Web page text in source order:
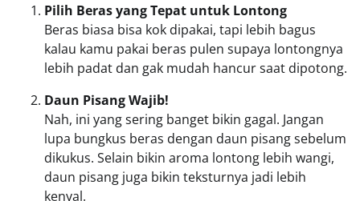
Pilih Beras yang Tepat untuk Lontong
Beras biasa bisa kok dipakai, tapi lebih bagus
kalau kamu pakai beras pulen supaya lontongnya
lebih padat dan gak mudah hancur saat dipotong.
Daun Pisang Wajib!
Nah, ini yang sering banget bikin gagal. Jangan
lupa bungkus beras dengan daun pisang sebelum
dikukus. Selain bikin aroma lontong lebih wangi,
daun pisang juga bikin teksturnya jadi lebih
kenyal.